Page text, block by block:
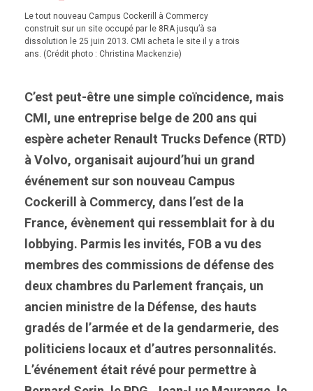
Le tout nouveau Campus Cockerill à Commercy
construit sur un site occupé par le 8RA jusqu’à sa
dissolution le 25 juin 2013. CMI acheta le site il y a trois
ans. (Crédit photo : Christina Mackenzie)
C’est peut-être une simple coïncidence, mais
CMI, une entreprise belge de 200 ans qui
espère acheter Renault Trucks Defence (RTD)
à Volvo, organisait aujourd’hui un grand
événement sur son nouveau Campus
Cockerill à Commercy, dans l’est de la
France, évènement qui ressemblait for à du
lobbying. Parmis les invités, FOB a vu des
membres des commissions de défense des
deux chambres du Parlement français, un
ancien ministre de la Défense, des hauts
gradés de l’armée et de la gendarmerie, des
politiciens locaux et d’autres personnalités.
L’événement était révé pour permettre à